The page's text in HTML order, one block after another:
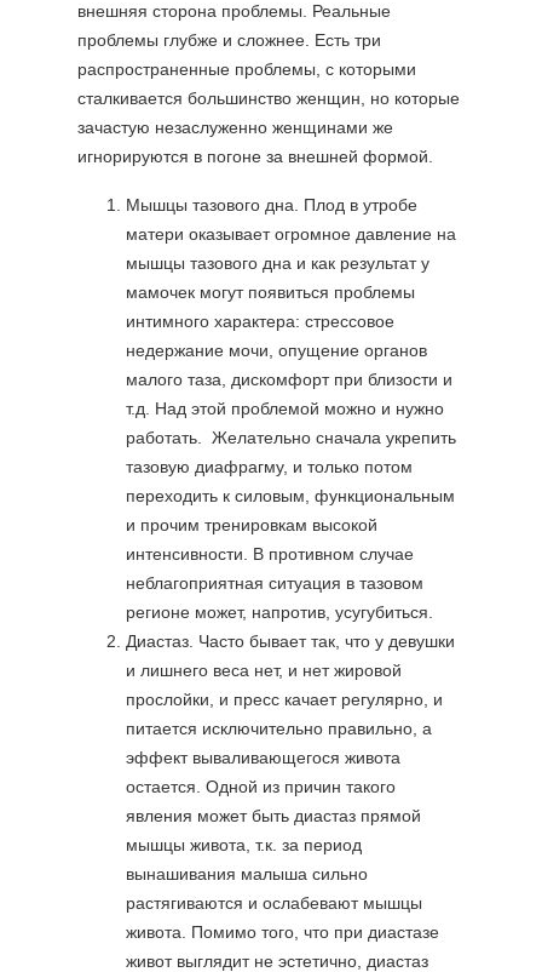
внешняя сторона проблемы. Реальные
проблемы глубже и сложнее. Есть три
распространенные проблемы, с которыми
сталкивается большинство женщин, но которые
зачастую незаслуженно женщинами же
игнорируются в погоне за внешней формой.
Мышцы тазового дна. Плод в утробе
матери оказывает огромное давление на
мышцы тазового дна и как результат у
мамочек могут появиться проблемы
интимного характера: стрессовое
недержание мочи, опущение органов
малого таза, дискомфорт при близости и
т.д. Над этой проблемой можно и нужно
работать. Желательно сначала укрепить
тазовую диафрагму, и только потом
переходить к силовым, функциональным
и прочим тренировкам высокой
интенсивности. В противном случае
неблагоприятная ситуация в тазовом
регионе может, напротив, усугубиться.
Диастаз. Часто бывает так, что у девушки
и лишнего веса нет, и нет жировой
прослойки, и пресс качает регулярно, и
питается исключительно правильно, а
эффект вываливающегося живота
остается. Одной из причин такого
явления может быть диастаз прямой
мышцы живота, т.к. за период
вынашивания малыша сильно
растягиваются и ослабевают мышцы
живота. Помимо того, что при диастазе
живот выглядит не эстетично, диастаз